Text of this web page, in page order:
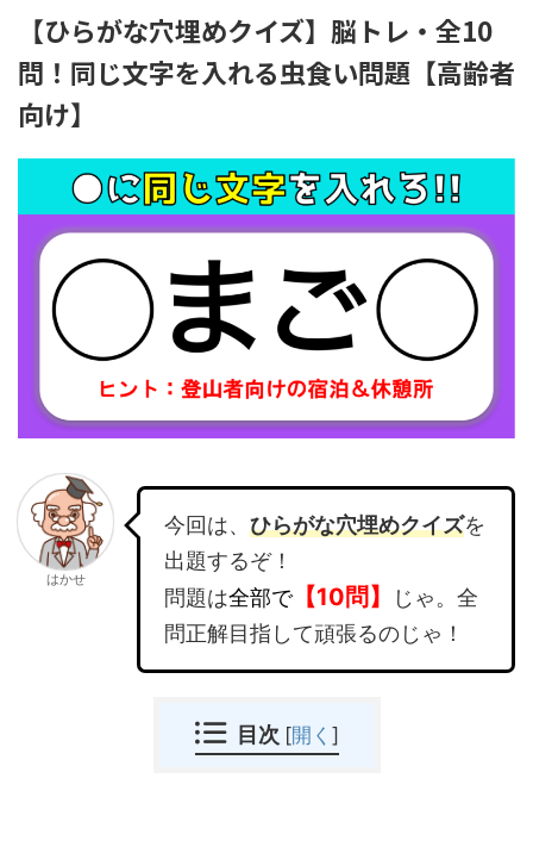
【ひらがな穴埋めクイズ】脳トレ・全10
問！同じ文字を入れる虫食い問題【高齢者
向け】
はかせ
今回は、 ひらがな穴埋めクイズを
出題するぞ！
問題は全部で【10問】
じゃ。全
問正解目指して頑張るのじゃ！
目次 [開く ]